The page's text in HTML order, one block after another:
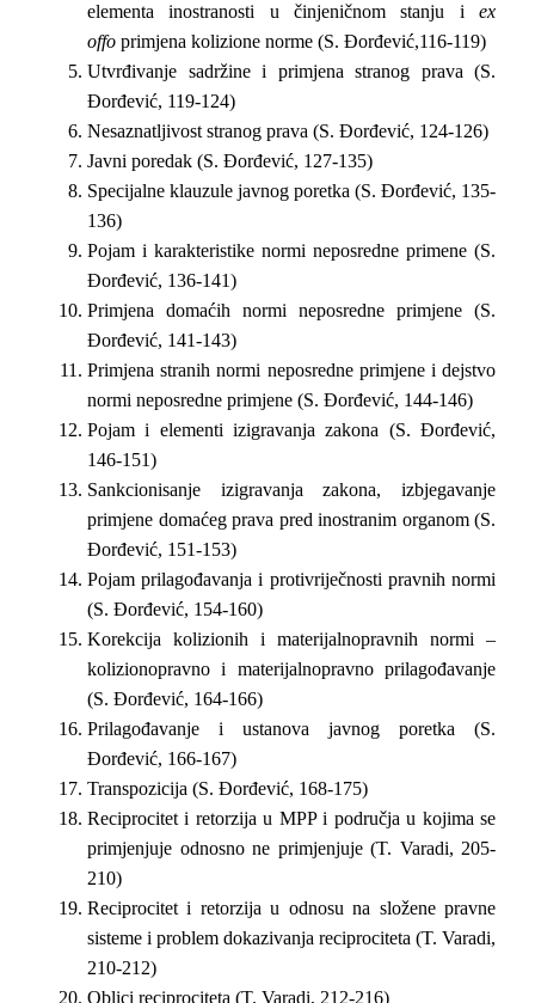
elementa inostranosti u činjeničnom stanju i ex
offo primjena kolizione norme (S. Đorđević,116-119)
Utvrđivanje sadržine i primjena stranog prava (S.
Đorđević, 119-124)
Nesaznatljivost stranog prava (S. Đorđević, 124-126)
Javni poredak (S. Đorđević, 127-135)
Specijalne klauzule javnog poretka (S. Đorđević, 135-
136)
Pojam i karakteristike normi neposredne primene (S.
Đorđević, 136-141)
Primjena domaćih normi neposredne primjene (S.
Đorđević, 141-143)
Primjena stranih normi neposredne primjene i dejstvo
normi neposredne primjene (S. Đorđević, 144-146)
Pojam i elementi izigravanja zakona (S. Đorđević,
146-151)
Sankcionisanje izigravanja zakona, izbjegavanje
primjene domaćeg prava pred inostranim organom (S.
Đorđević, 151-153)
Pojam prilagođavanja i protivriječnosti pravnih normi
(S. Đorđević, 154-160)
Korekcija kolizionih i materijalnopravnih normi –
kolizionopravno i materijalnopravno prilagođavanje
(S. Đorđević, 164-166)
Prilagođavanje i ustanova javnog poretka (S.
Đorđević, 166-167)
Transpozicija (S. Đorđević, 168-175)
Reciprocitet i retorzija u MPP i područja u kojima se
primjenjuje odnosno ne primjenjuje (T. Varadi, 205-
210)
Reciprocitet i retorzija u odnosu na složene pravne
sisteme i problem dokazivanja reciprociteta (T. Varadi,
210-212)
Oblici reciprociteta (T. Varadi, 212-216)